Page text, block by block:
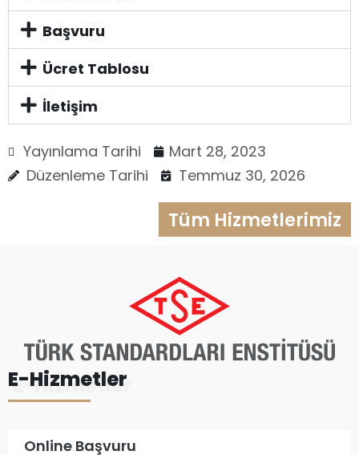
Başvuru
Ücret Tablosu
İletişim
Yayınlama Tarihi
Mart 28, 2023
Düzenleme Tarihi
Temmuz 30, 2026
Tüm Hizmetlerimiz
E-Hizmetler
Online Başvuru